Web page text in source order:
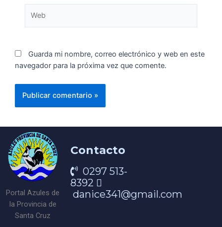
Guarda mi nombre, correo electrónico y web en este
navegador para la próxima vez que comente.
Portal Azules de
la Provincia de
Santa Cruz
Contacto
0297 513-
8392
danice341@gmail.com